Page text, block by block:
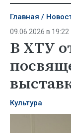
Главная
09.06.2026 в 19:22
В ХТУ
Культура